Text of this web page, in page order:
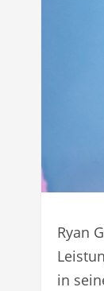
Ryan
in